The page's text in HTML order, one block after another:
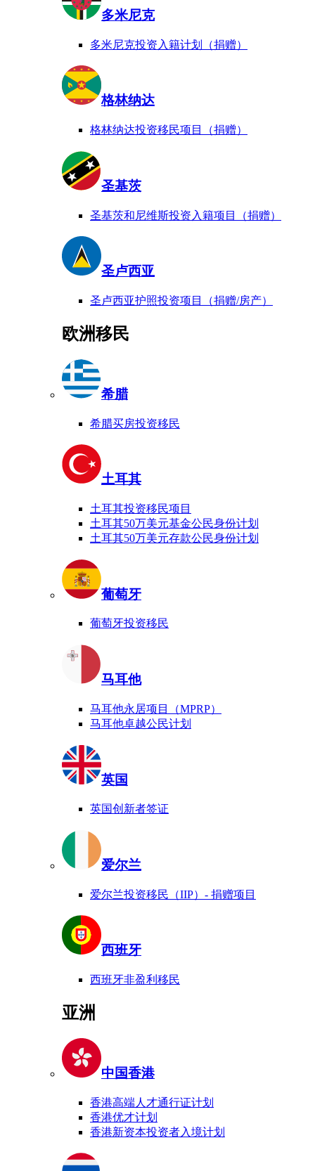
多米尼克
多米尼克投资入籍计划（捐赠）
格林纳达
格林纳达投资移民项目（捐赠）
圣基茨
圣基茨和尼维斯投资入籍项目（捐赠）
圣卢西亚
圣卢西亚护照投资项目（捐赠/房产）
欧洲移民
希腊
希腊买房投资移民
土耳其
土耳其投资移民项目
土耳其50万美元基金公民身份计划
土耳其50万美元存款公民身份计划
葡萄牙
葡萄牙投资移民
马耳他
马耳他永居项目（MPRP）
马耳他卓越公民计划
英国
英国创新者签证
爱尔兰
爱尔兰投资移民（IIP）- 捐赠项目
西班牙
西班牙非盈利移民
亚洲
中国香港
香港高端人才通行证计划
香港优才计划
香港新资本投资者入境计划